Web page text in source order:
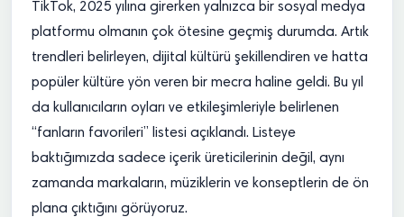
TikTok, 2025 yılına girerken yalnızca bir sosyal medya
platformu olmanın çok ötesine geçmiş durumda. Artık
trendleri belirleyen, dijital kültürü şekillendiren ve hatta
popüler kültüre yön veren bir mecra haline geldi. Bu yıl
da kullanıcıların oyları ve etkileşimleriyle belirlenen
“fanların favorileri” listesi açıklandı. Listeye
baktığımızda sadece içerik üreticilerinin değil, aynı
zamanda markaların, müziklerin ve konseptlerin de ön
plana çıktığını görüyoruz.